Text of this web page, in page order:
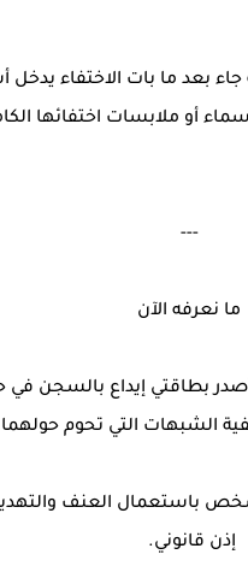
بعد ما بات الاختفاء
أو ملابسات اختفائها
---
ما نعرفه الآن
أصدر بطاقتي إيداع بالسجن
الشبهات التي تحوم
باستعمال العنف
إذن قانوني.